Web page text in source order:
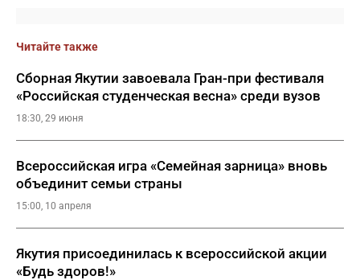
Читайте также
Сборная Якутии завоевала Гран-при фестиваля
«Российская студенческая весна» среди вузов
18:30, 29 июня
Всероссийская игра «Семейная зарница» вновь
объединит семьи страны
15:00, 10 апреля
Якутия присоединилась к всероссийской акции
«Будь здоров!»